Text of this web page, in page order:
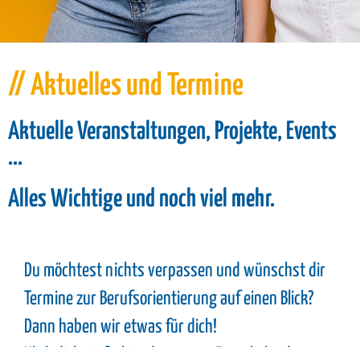
// Aktuelles und Termine
Aktuelle Veranstaltungen, Projekte, Events
...
Alles Wichtige und noch viel mehr.
Du möchtest nichts verpassen und wünschst dir
Termine zur Berufsorientierung auf einen Blick?
Dann haben wir etwas für dich!